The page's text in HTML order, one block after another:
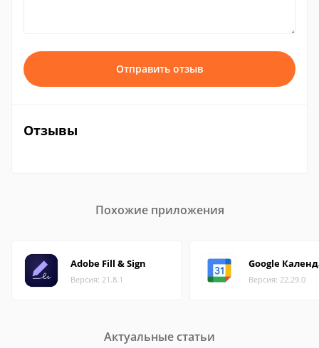
Отправить отзыв
Отзывы
Похожие приложения
Adobe Fill & Sign
Версия: 21.8.1
Google
Версия: 22.29.0
Актуальные статьи